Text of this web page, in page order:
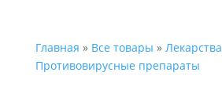
Главная » Все товары » Лекарства
Противовирусные препараты